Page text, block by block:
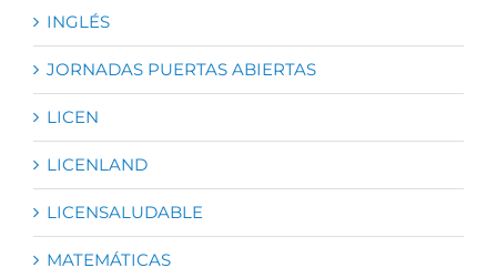
INGLÉS
JORNADAS PUERTAS ABIERTAS
LICEN
LICENLAND
LICENSALUDABLE
MATEMÁTICAS